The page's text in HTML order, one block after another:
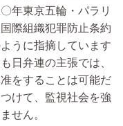
年東京五輪・パラリ
際組織犯罪防止条約
うに指摘しています
日弁連の主張では、
をすることは可能だ
けて、監視社会を強
せん。